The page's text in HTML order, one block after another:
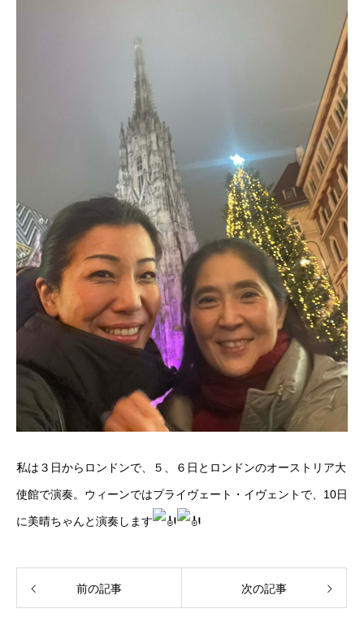
私は３日からロンドンで、５、６日とロンドンのオーストリア大
使館で演奏。ウィーンではプライヴェート・イヴェントで、10日
に美晴ちゃんと演奏します
前の記事 次の記事